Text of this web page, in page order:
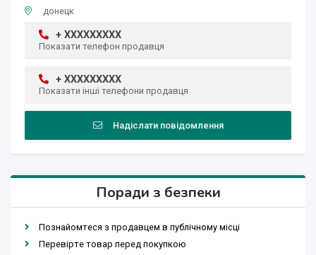
донецк
+ XXXXXXXXX
Показати телефон продавця
+ XXXXXXXXX
Показати інші телефони продавця
Надіслати повідомлення
Поради з безпеки
Познайомтеся з продавцем в публічному місці
Перевірте товар перед покупкою